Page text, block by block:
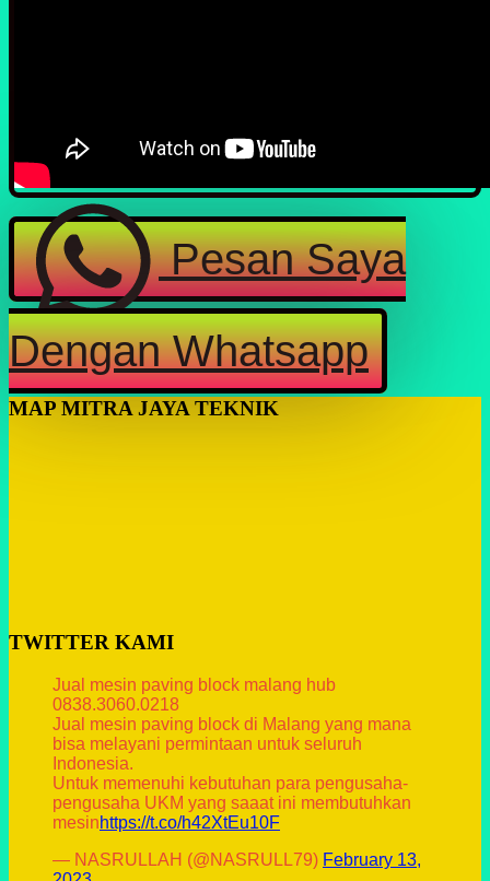
Pesan Saya
Dengan Whatsapp
MAP MITRA JAYA TEKNIK
TWITTER KAMI
Jual mesin paving block malang hub
0838.3060.0218
Jual mesin paving block di Malang yang mana
bisa melayani permintaan untuk seluruh
Indonesia.
Untuk memenuhi kebutuhan para pengusaha-
pengusaha UKM yang saaat ini membutuhkan
mesinhttps://t.co/h42XtEu10F
— NASRULLAH (@NASRULL79) February 13,